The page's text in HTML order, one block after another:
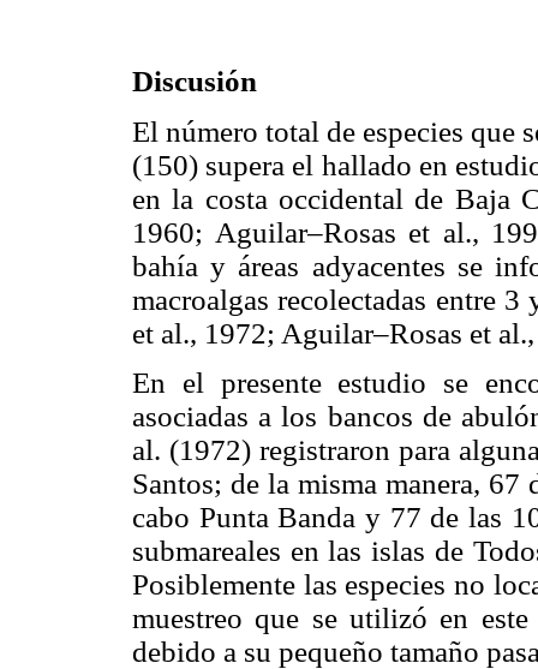
Discusión
El número total de especies que
(150) supera el hallado en
en la costa occidental de Baja
1960; Aguilar–Rosas et al.,
bahía y áreas adyacentes se
macroalgas recolectadas entre
et al., 1972; Aguilar–Rosas et
En el presente estudio se
asociadas a los bancos de
al. (1972) registraron para
Santos; de la misma manera,
cabo Punta Banda y 77 de las
submareales en las islas de
Posiblemente las especies no
muestreo que se utilizó en
debido a su pequeño tamaño